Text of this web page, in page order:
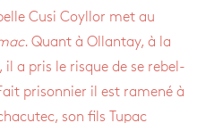
Cusi Coyl­lor met au
. Quant à Ollan­tay, à la
il a pris le risque de se rebel­
pri­son­nier il est ramené à
son fils Tupac